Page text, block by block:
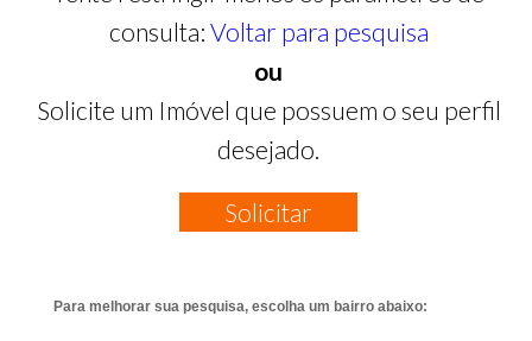
consulta: Voltar para pesquisa
ou
Solicite um Imóvel que possuem o seu perfil
desejado.
Solicitar
Para melhorar sua pesquisa, escolha um bairro abaixo: